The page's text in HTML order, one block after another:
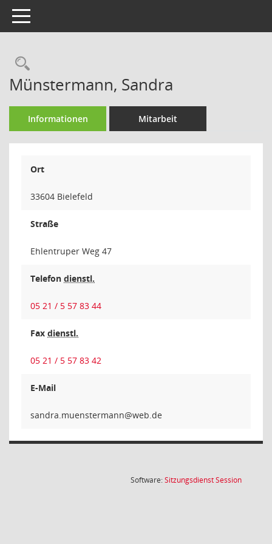
Toggle navigation
Rechercheauswahl
Münstermann, Sandra
Informationen Mitarbeit
Ort
33604 Bielefeld
Straße
Ehlentruper Weg 47
Telefon dienstl.
05 21 / 5 57 83 44
Fax dienstl.
05 21 / 5 57 83 42
E-Mail
nnamretsn
Software:SitzungsdienstSession(Wird in